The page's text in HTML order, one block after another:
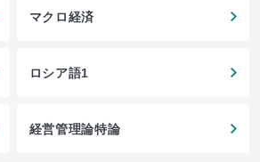
マクロ経済
ロシア語1
経営管理論特論